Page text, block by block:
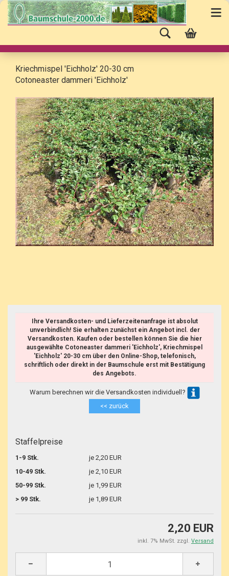
Kriechmispel 'Eichholz' 20-30 cm
Cotoneaster dammeri 'Eichholz'
Ihre Versandkosten- und Lieferzeitenanfrage ist absolut
unverbindlich! Sie erhalten zunächst ein Angebot incl. der
Versandkosten. Kaufen oder bestellen können Sie die hier
ausgewählte Cotoneaster dammeri 'Eichholz', Kriechmispel
'Eichholz' 20-30 cm über den Online-Shop, telefonisch,
schriftlich oder direkt in der Baumschule erst mit Bestätigung
des Angebots.
Warum berechnen wir die Versandkosten individuell?
<< zurück
Staffelpreise
1-9 Stk.
je 2,20 EUR
10-49 Stk.
je 2,10 EUR
50-99 Stk.
je 1,99 EUR
> 99 Stk.
je 1,89 EUR
2,20 EUR
inkl. 7% MwSt. zzgl. Versand